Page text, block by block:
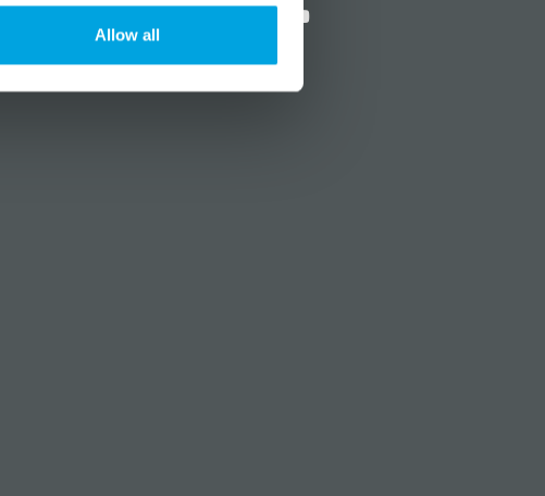
Allow all